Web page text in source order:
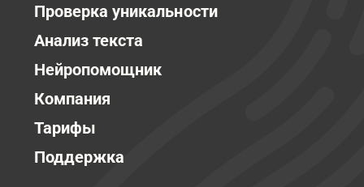
Проверка уникальности
Анализ текста
Нейропомощник
Компания
Тарифы
Поддержка